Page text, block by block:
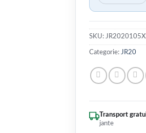
SKU:
Categorie: JR20
Transport
jante